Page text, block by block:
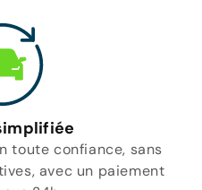
toute confiance, sans
avec un paiement